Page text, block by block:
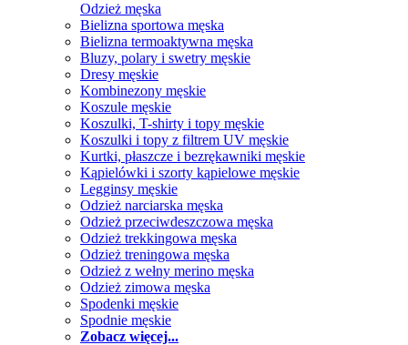
Odzież męska
Bielizna sportowa męska
Bielizna termoaktywna męska
Bluzy, polary i swetry męskie
Dresy męskie
Kombinezony męskie
Koszule męskie
Koszulki, T-shirty i topy męskie
Koszulki i topy z filtrem UV męskie
Kurtki, płaszcze i bezrękawniki męskie
Kąpielówki i szorty kąpielowe męskie
Legginsy męskie
Odzież narciarska męska
Odzież przeciwdeszczowa męska
Odzież trekkingowa męska
Odzież treningowa męska
Odzież z wełny merino męska
Odzież zimowa męska
Spodenki męskie
Spodnie męskie
Zobacz więcej...